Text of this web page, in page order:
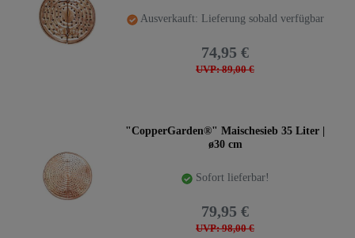
Ausverkauft: Lieferung sobald verfügbar
UVP: 89,00 €
74,95 €
"CopperGarden®" Maischesieb 35 Liter |
ø30 cm
Sofort lieferbar!
UVP: 98,00 €
79,95 €